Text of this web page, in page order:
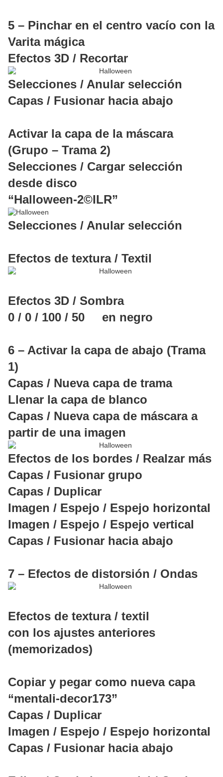
5 – Pinchar en el centro vacío con la
Varita mágica
Efectos 3D / Recortar
Selecciones / Anular selección
Capas / Fusionar hacia abajo
Activar la capa de la máscara
(Grupo – Trama 2)
Selecciones / Cargar selección
desde disco
“Halloween-2©ILR”
Selecciones / Anular selección
Efectos de textura / Textil
Efectos 3D / Sombra
0 / 0 / 100 / 50 en negro
6 – Activar la capa de abajo (Trama
1)
Capas / Nueva capa de trama
Llenar la capa de blanco
Capas / Nueva capa de máscara a
partir de una imagen
Efectos de los bordes / Realzar más
Capas / Fusionar grupo
Capas / Duplicar
Imagen / Espejo / Espejo horizontal
Imagen / Espejo / Espejo vertical
Capas / Fusionar hacia abajo
7 – Efectos de distorsión / Ondas
Efectos de textura / textil
con los ajustes anteriores
(memorizados)
Copiar y pegar como nueva capa
“mentali-decor173”
Capas / Duplicar
Imagen / Espejo / Espejo horizontal
Capas / Fusionar hacia abajo